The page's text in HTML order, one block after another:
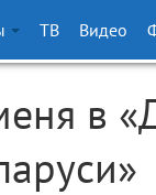
ТВ Видео
в